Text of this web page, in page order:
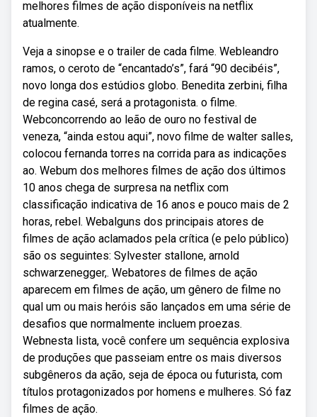
melhores filmes de ação disponíveis na netflix
atualmente.
Veja a sinopse e o trailer de cada filme. Webleandro
ramos, o ceroto de “encantado’s”, fará “90 decibéis”,
novo longa dos estúdios globo. Benedita zerbini, filha
de regina casé, será a protagonista. o filme.
Webconcorrendo ao leão de ouro no festival de
veneza, “ainda estou aqui”, novo filme de walter salles,
colocou fernanda torres na corrida para as indicações
ao. Webum dos melhores filmes de ação dos últimos
10 anos chega de surpresa na netflix com
classificação indicativa de 16 anos e pouco mais de 2
horas, rebel. Webalguns dos principais atores de
filmes de ação aclamados pela crítica (e pelo público)
são os seguintes: Sylvester stallone, arnold
schwarzenegger,. Webatores de filmes de ação
aparecem em filmes de ação, um gênero de filme no
qual um ou mais heróis são lançados em uma série de
desafios que normalmente incluem proezas.
Webnesta lista, você confere um sequência explosiva
de produções que passeiam entre os mais diversos
subgêneros da ação, seja de época ou futurista, com
títulos protagonizados por homens e mulheres. Só faz
filmes de ação.